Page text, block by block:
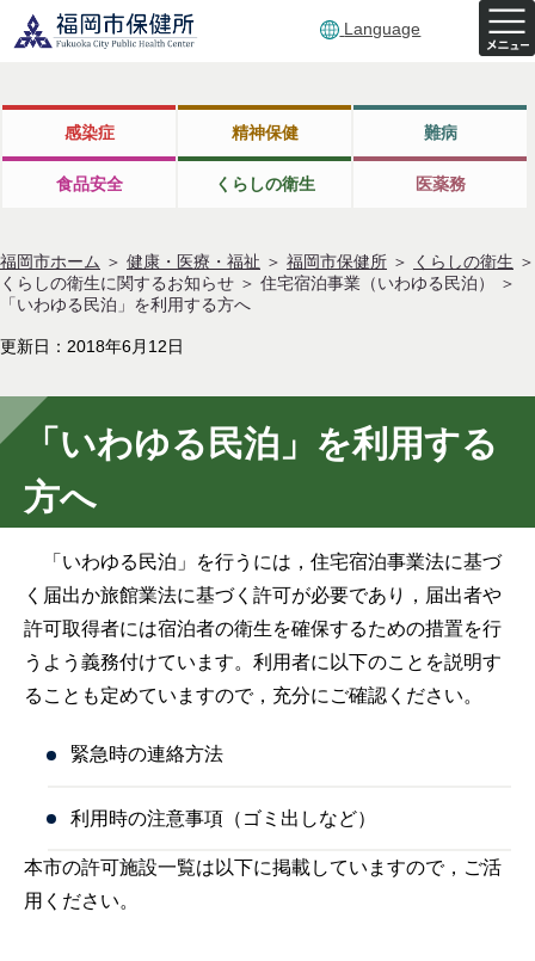
Language
感染症 精神保健 難病
食品安全 くらしの衛生 医薬務
福岡市ホーム ＞ 健康・医療・福祉 ＞ 福岡市保健所 ＞ くらしの衛生 ＞
くらしの衛生に関するお知らせ ＞ 住宅宿泊事業（いわゆる民泊）
＞
「いわゆる民泊」を利用する方へ
更新日：2018年6月12日
「いわゆる民泊」を利用する
方へ
「いわゆる民泊」を行うには，住宅宿泊事業法に基づ
く届出か旅館業法に基づく許可が必要であり，届出者や
許可取得者には宿泊者の衛生を確保するための措置を行
うよう義務付けています。利用者に以下のことを説明す
ることも定めていますので，充分にご確認ください。
緊急時の連絡方法
利用時の注意事項（ゴミ出しなど）
本市の許可施設一覧は以下に掲載していますので，ご活
用ください。